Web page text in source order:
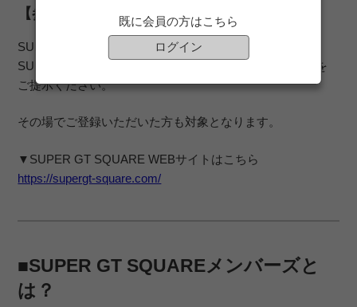
【参加方法】
SUPER GT SQUAREスタッフへ、
SUPER GT SQUAREのWEBサイトでログインした画面を
ご提示ください。
その場でご登録いただいた方も対象となります。
▼SUPER GT SQUARE WEBサイトはこちら
https://supergt-square.com/
■SUPER GT SQUAREメンバーズと
は？
既に会員の方はこちら
ログイン